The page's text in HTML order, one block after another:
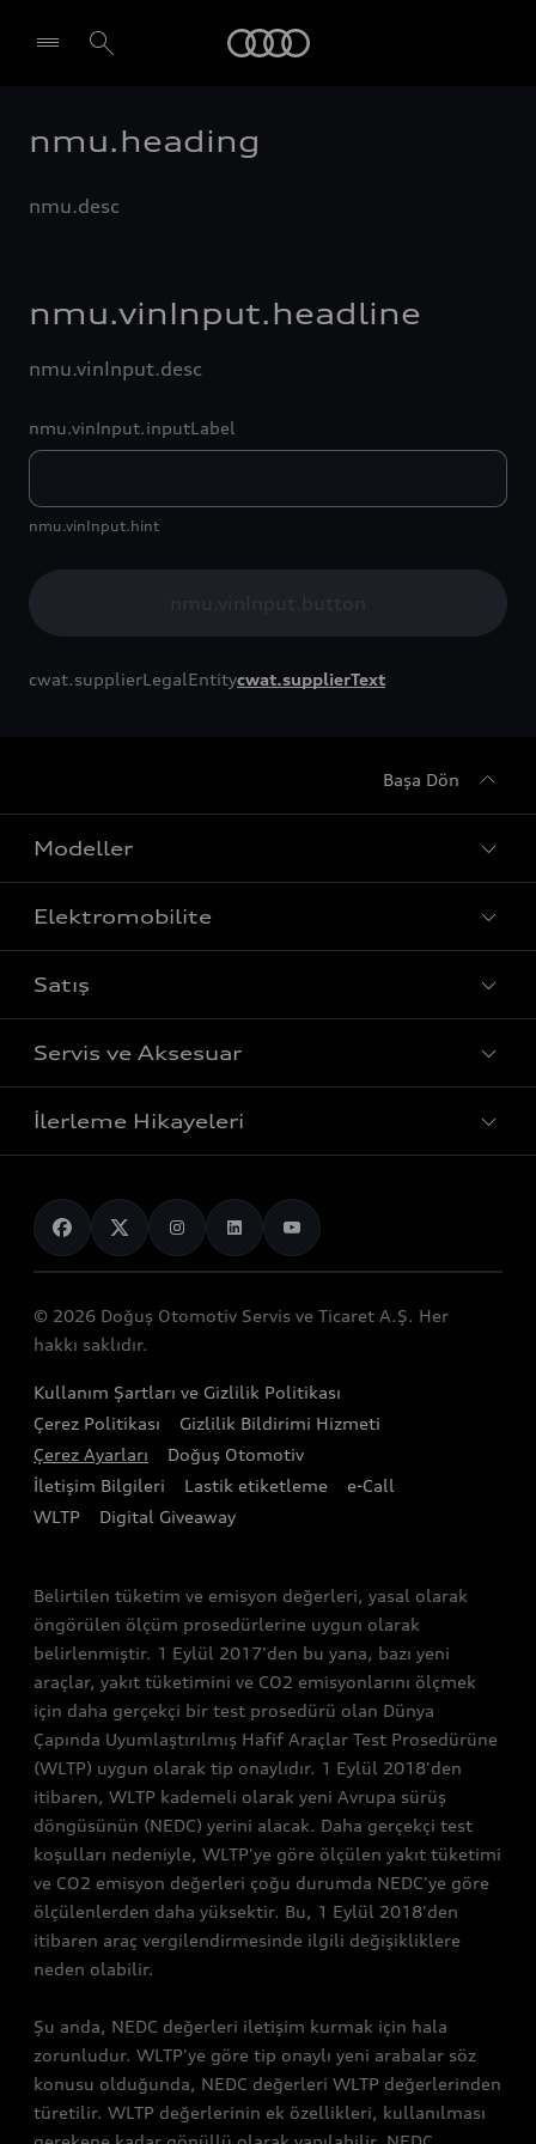
nmu.heading
nmu.desc
nmu.vinInput.headline
nmu.vinInput.desc
nmu.vinInput.inputLabel
nmu.vinInput.hint
cwat.supplierLegalEntitycwat.supplierText
Başa Dön
Modeller
Tüm Modeller
Sedan
Avant
Elektrikli modeller
Elektromobilite
Şarj
Elektrikli araçlar
Servis ve aksesuarlar
Mobilitenin Geleceği
Satış
Fiyat Listesi
Görüntülü Görüşün
Stok Araç Arama
Satış Kampanyaları
Servis ve Aksesuar
Yetkili Servisler
Servis Randevusu Alın
Servis Hizmetleri
Audi Kasko
Audi Orijinal Aksesuar®
Servis Kampanyalar
Audi Shop
Bağımsız Servisler
İlerleme Hikayeleri
Genel bakış
Teknoloji
Gelecek
Sürdürülebilirlik
Lifestyle
Audi Sport
© 2026 Doğuş Otomotiv Servis ve Ticaret A.Ş. Her
hakkı saklıdır.
Kullanım Şartları ve Gizlilik Politikası
Çerez Politikası
Gizlilik Bildirimi Hizmeti
Çerez Ayarları
Doğuş Otomotiv
İletişim Bilgileri
Lastik etiketleme
e-Call
WLTP
Digital Giveaway
Belirtilen tüketim ve emisyon değerleri, yasal olarak
öngörülen ölçüm prosedürlerine uygun olarak
belirlenmiştir. 1 Eylül 2017'den bu yana, bazı yeni
araçlar, yakıt tüketimini ve CO2 emisyonlarını ölçmek
için daha gerçekçi bir test prosedürü olan Dünya
Çapında Uyumlaştırılmış Hafif Araçlar Test Prosedürüne
(WLTP) uygun olarak tip onaylıdır. 1 Eylül 2018'den
itibaren, WLTP kademeli olarak yeni Avrupa sürüş
döngüsünün (NEDC) yerini alacak. Daha gerçekçi test
koşulları nedeniyle, WLTP'ye göre ölçülen yakıt tüketimi
ve CO2 emisyon değerleri çoğu durumda NEDC'ye göre
ölçülenlerden daha yüksektir. Bu, 1 Eylül 2018'den
itibaren araç vergilendirmesinde ilgili değişikliklere
neden olabilir.
Şu anda, NEDC değerleri iletişim kurmak için hala
zorunludur. WLTP'ye göre tip onaylı yeni arabalar söz
konusu olduğunda, NEDC değerleri WLTP değerlerinden
türetilir. WLTP değerlerinin ek özellikleri, kullanılması